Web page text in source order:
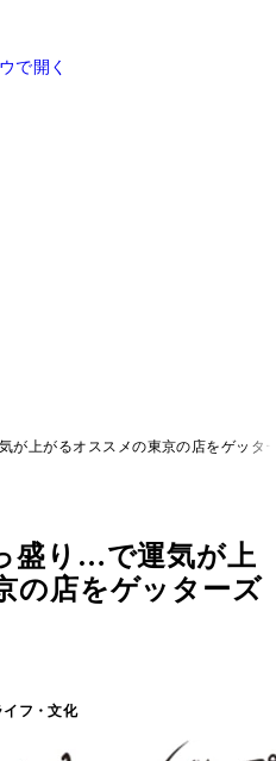
で開く
が上がるオススメの東京の店をゲッタ
盛り…で運気が上
の店をゲッターズ
イフ・文化